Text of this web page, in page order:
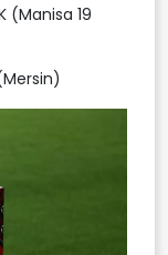
(Manisa 19